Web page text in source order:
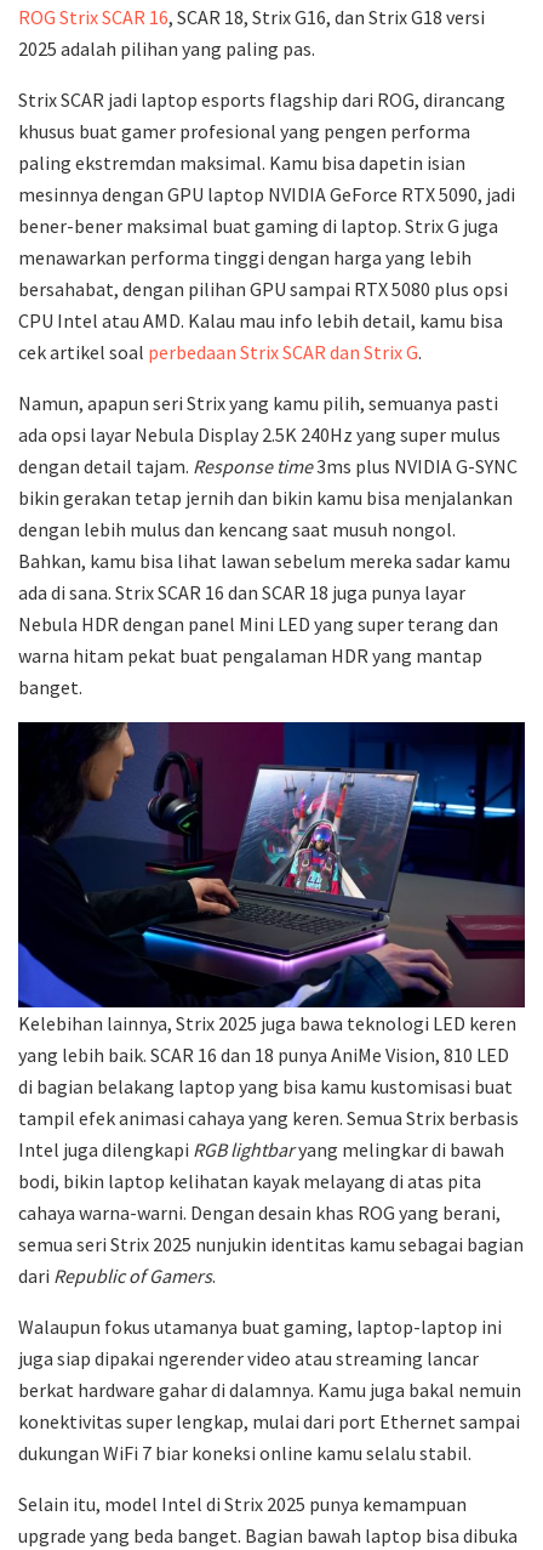
ROG Strix SCAR 16, SCAR 18, Strix G16, dan Strix G18 versi
2025 adalah pilihan yang paling pas.
Strix SCAR jadi laptop esports flagship dari ROG, dirancang
khusus buat gamer profesional yang pengen performa
paling ekstremdan maksimal. Kamu bisa dapetin isian
mesinnya dengan GPU laptop NVIDIA GeForce RTX 5090, jadi
bener-bener maksimal buat gaming di laptop. Strix G juga
menawarkan performa tinggi dengan harga yang lebih
bersahabat, dengan pilihan GPU sampai RTX 5080 plus opsi
CPU Intel atau AMD. Kalau mau info lebih detail, kamu bisa
cek artikel soal perbedaan Strix SCAR dan Strix G.
Namun, apapun seri Strix yang kamu pilih, semuanya pasti
ada opsi layar Nebula Display 2.5K 240Hz yang super mulus
dengan detail tajam. Response time3ms plus NVIDIA G-SYNC
bikin gerakan tetap jernih dan bikin kamu bisa menjalankan
dengan lebih mulus dan kencang saat musuh nongol.
Bahkan, kamu bisa lihat lawan sebelum mereka sadar kamu
ada di sana. Strix SCAR 16 dan SCAR 18 juga punya layar
Nebula HDR dengan panel Mini LED yang super terang dan
warna hitam pekat buat pengalaman HDR yang mantap
banget.
Kelebihan lainnya, Strix 2025 juga bawa teknologi LED keren
yang lebih baik. SCAR 16 dan 18 punya AniMe Vision, 810 LED
di bagian belakang laptop yang bisa kamu kustomisasi buat
tampil efek animasi cahaya yang keren. Semua Strix berbasis
Intel juga dilengkapi RGB lightbaryang melingkar di bawah
bodi, bikin laptop kelihatan kayak melayang di atas pita
cahaya warna-warni. Dengan desain khas ROG yang berani,
semua seri Strix 2025 nunjukin identitas kamu sebagai bagian
dari Republic of Gamers.
Walaupun fokus utamanya buat gaming, laptop-laptop ini
juga siap dipakai ngerender video atau streaming lancar
berkat hardware gahar di dalamnya. Kamu juga bakal nemuin
konektivitas super lengkap, mulai dari port Ethernet sampai
dukungan WiFi 7 biar koneksi online kamu selalu stabil.
Selain itu, model Intel di Strix 2025 punya kemampuan
upgrade yang beda banget. Bagian bawah laptop bisa dibuka